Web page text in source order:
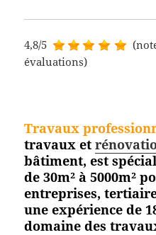
4,8/5
évaluations)
Travaux
travaux et
bâtiment, est
de 30m² à 5000m²
entreprises,
une expérience de
domaine des